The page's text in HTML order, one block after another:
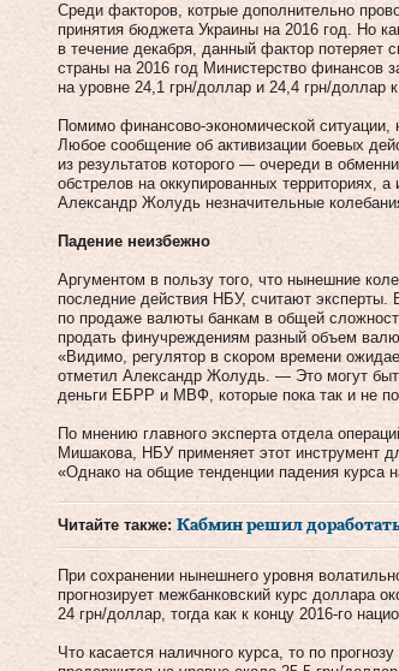
Среди факторов, котрые дополнительно
принятия бюджета Украины на 2016 год. Но
в течение декабря, данный фактор потеряет
страны на 2016 год Министерство финансов
на уровне 24,1 грн/доллар и 24,4 грн/доллар
Помимо финансово-экономической
Любое сообщение об активизации боевых
из результатов которого — очереди в
обстрелов на оккупированных территориях,
Александр Жолудь незначительные
Падение неизбежно
Аргументом в пользу того, что нынешние
последние действия НБУ, считают эксперты.
по продаже валюты банкам в общей
продать финучреждениям разный объем
«Видимо, регулятор в скором времени
отметил Александр Жолудь. — Это могут
деньги ЕБРР и МВФ, которые пока так и не
По мнению главного эксперта отдела
Мишакова, НБУ применяет этот инструмент
«Однако на общие тенденции падения курса
Читайте также: ​Кабмин решил
При сохранении нынешнего уровня
прогнозирует межбанковский курс доллара
24 грн/доллар, тогда как к концу 2016-го
Что касается наличного курса, то по